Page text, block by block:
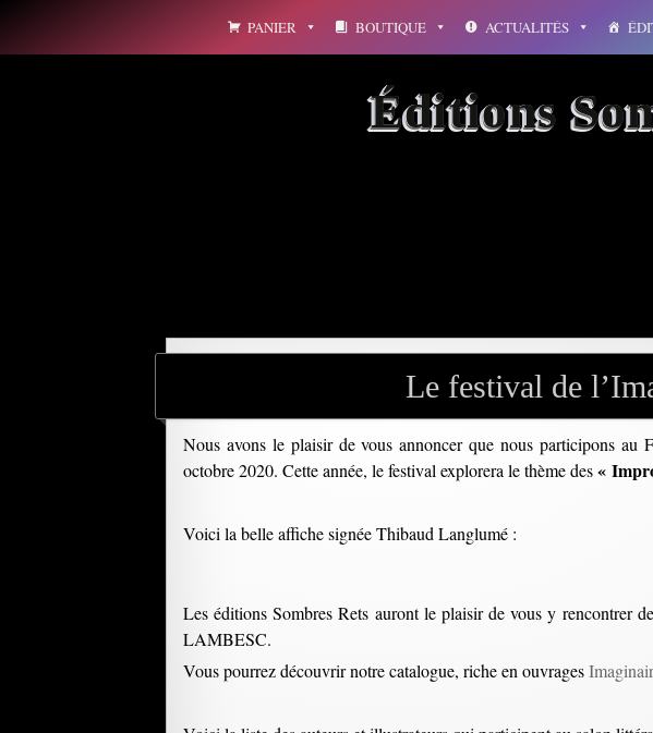
PANIER BOUTIQUE ACTUALITÉS
Éditions
Le festival de
Nous avons le plaisir de vous annoncer que nous participons
octobre 2020. Cette année, le festival explorera le thème des«
Voici la belle affiche signée Thibaud Langlumé :
Les éditions Sombres Rets auront le plaisir de vous y rencontrer
LAMBESC.
Vous pourrez découvrir notre catalogue, riche en ouvrages